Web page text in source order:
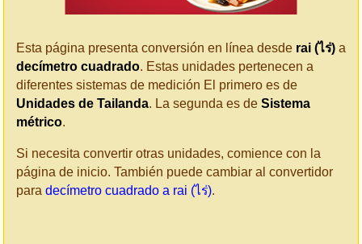
Esta página presenta conversión en línea desde rai (ไร่) a
decímetro cuadrado. Estas unidades pertenecen a
diferentes sistemas de medición El primero es de
Unidades de Tailanda. La segunda es de Sistema
métrico.
Si necesita convertir otras unidades, comience con la
página de inicio. También puede cambiar al convertidor
para decímetro cuadrado a rai (ไร่).